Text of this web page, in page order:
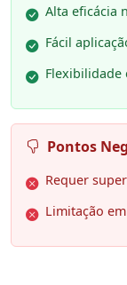
Alta eficácia
Fácil
Flexibilidade
Pontos
Requer
Limitação